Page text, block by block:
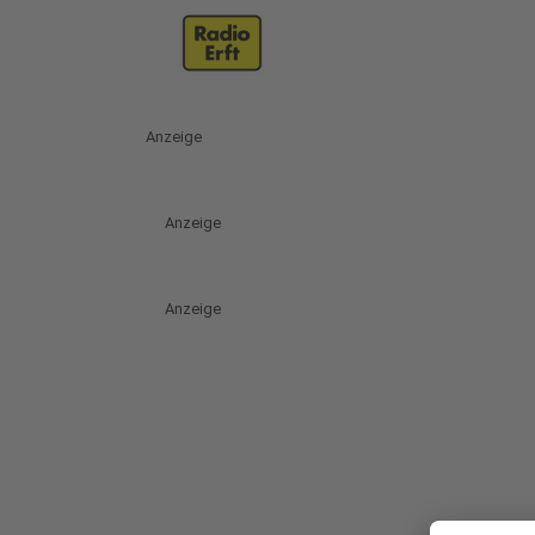
Anzeige
Anzeige
Anzeige